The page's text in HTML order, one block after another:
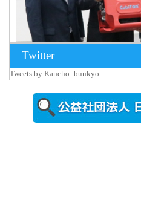
Twitter
Tweets by Kancho_bunkyo